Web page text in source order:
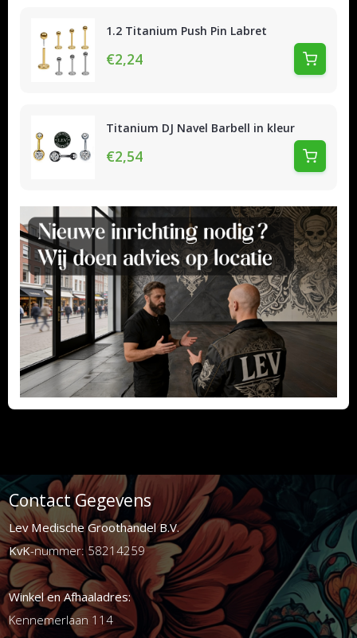
1.2 Titanium Push Pin Labret
€2,24
Titanium DJ Navel Barbell in kleur
€2,54
Contact Gegevens
Lev Medische Groothandel B.V.
KvK-nummer: 58214259
Winkel en Afhaaladres:
Kennemerlaan 114